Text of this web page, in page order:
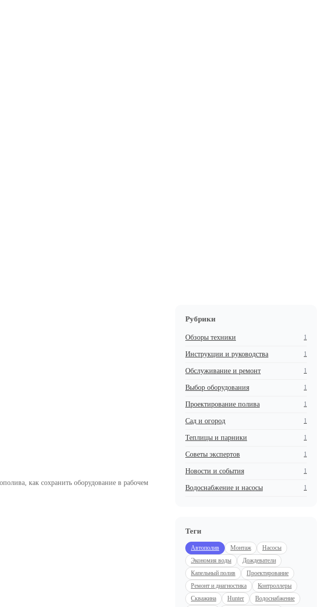
как сохранить оборудование в рабочем
Рубрики
Обзоры техники 1
Инструкции и руководства 1
Обслуживание и ремонт 1
Выбор оборудования 1
Проектирование полива 1
Сад и огород 1
Теплицы и парники 1
Советы экспертов 1
Новости и события 1
Водоснабжение и насосы 1
Теги
Автополив Монтаж
Насосы
Экономия воды
Дождеватели
Капельный полив
Проектирование
Ремонт и диагностика
Контроллеры
Скважина
Hunter
Водоснабжение